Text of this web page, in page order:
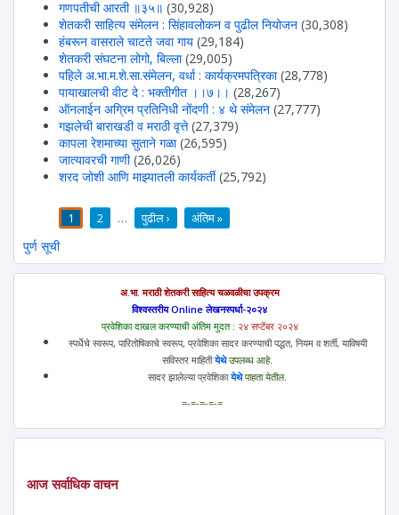
गणपतीची आरती ॥३५॥ (30,928)
शेतकरी साहित्य संमेलन : सिंहावलोकन व पुढील नियोजन (30,308)
हंबरून वासराले चाटते जवा गाय (29,184)
शेतकरी संघटना लोगो, बिल्ला (29,005)
पहिले अ.भा.म.शे.सा.संमेलन, वर्धा : कार्यक्रमपत्रिका (28,778)
पायाखालची वीट दे : भक्तीगीत ।।७।। (28,267)
ऑनलाईन अग्रिम प्रतिनिधी नोंदणी : ४ थे संमेलन (27,777)
गझलेची बाराखडी व मराठी वृत्ते (27,379)
कापला रेशमाच्या सुताने गळा (26,595)
जात्यावरची गाणी (26,026)
शरद जोशी आणि माझ्यातली कार्यकर्ती (25,792)
1 2 … पुढील › अंतिम »
पुर्ण सूची
अ.भा. मराठी शेतकरी साहित्य चळवळीचा उपक्रम
विश्वस्तरीय Online लेखनस्पर्धा-२०२४
प्रवेशिका दाखल करण्याची अंतिम मुदत : २४ सप्टेंबर २०२४
स्पर्धेचे स्वरूप, पारितोषिकाचे स्वरूप, प्रवेशिका सादर करण्याची पद्धत, नियम व शर्ती, याविषयी
सविस्तर माहितीयेथेउपलब्ध आहे.
सादर झालेल्या प्रवेशिकायेथेपाहता येतील.
=-=-=-=-=
आज सर्वाधिक वाचन